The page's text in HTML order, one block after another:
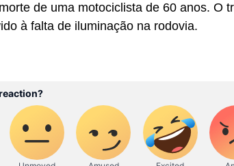
de uma motociclista de 60 anos. O
à falta de iluminação na rodovia.